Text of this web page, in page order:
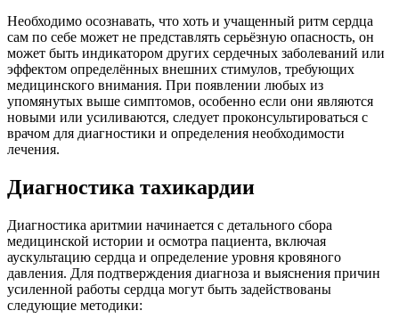
Необходимо осознавать, что хоть и учащенный ритм сердца
сам по себе может не представлять серьёзную опасность, он
может быть индикатором других сердечных заболеваний или
эффектом определённых внешних стимулов, требующих
медицинского внимания. При появлении любых из
упомянутых выше симптомов, особенно если они являются
новыми или усиливаются, следует проконсультироваться с
врачом для диагностики и определения необходимости
лечения.
Диагностика тахикардии
Диагностика аритмии начинается с детального сбора
медицинской истории и осмотра пациента, включая
аускультацию сердца и определение уровня кровяного
давления. Для подтверждения диагноза и выяснения причин
усиленной работы сердца могут быть задействованы
следующие методики: